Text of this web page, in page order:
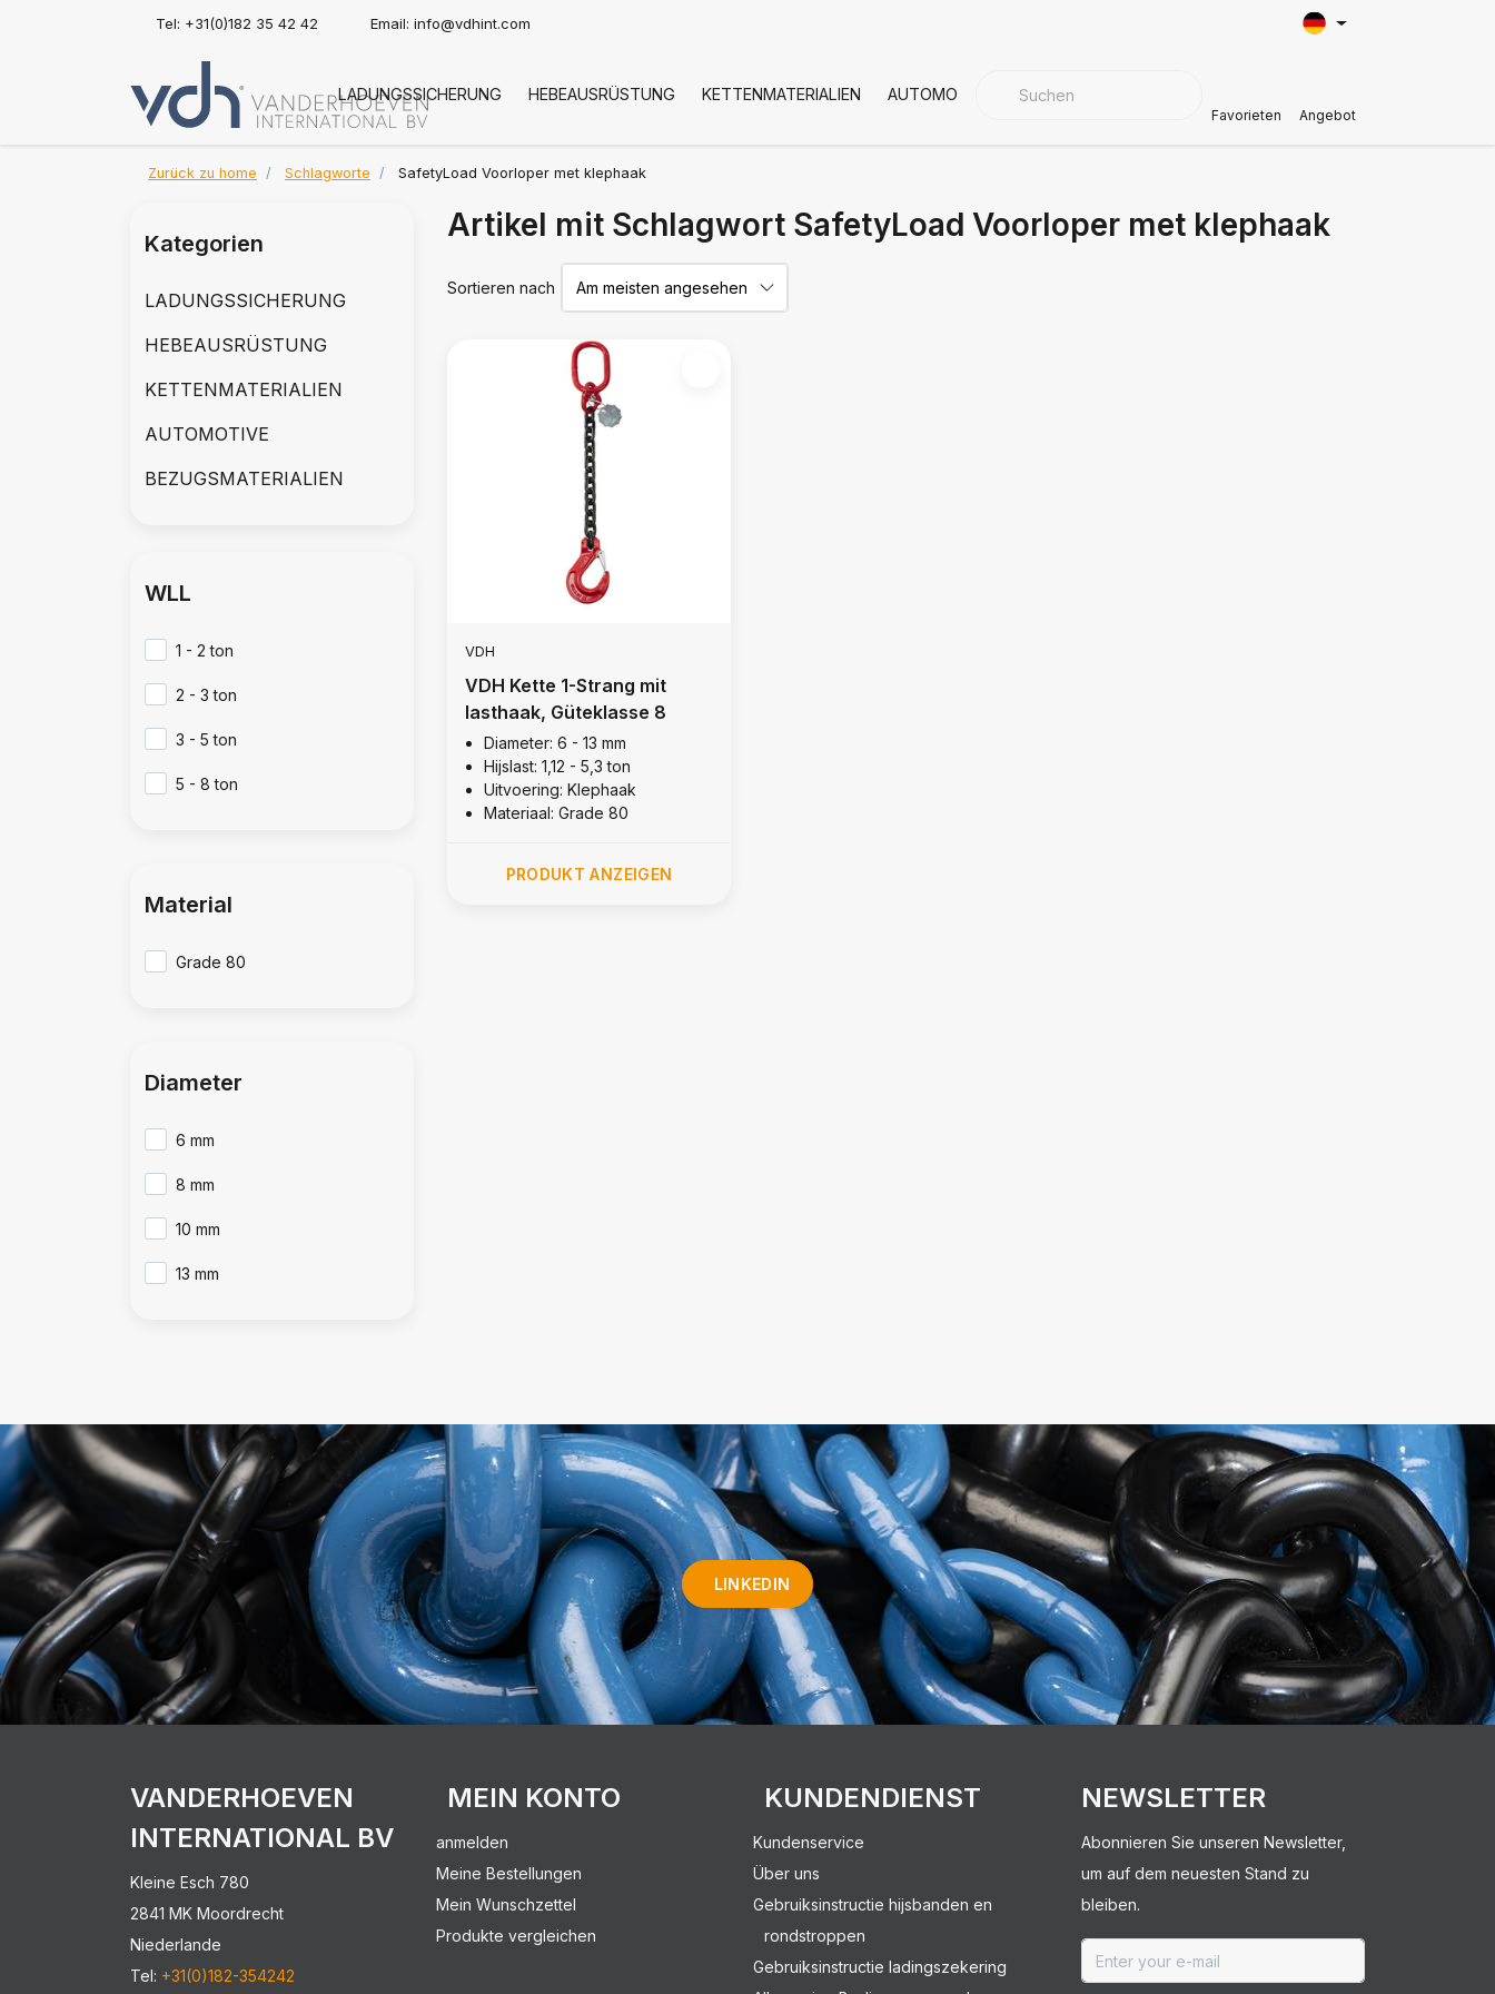
Tel: +31(0)182 35 42 42 Email: info@vdhint.com
LADUNGSSICHERUNG HEBEAUSRÜSTUNG KETTENMATERIALIEN AUTOMOTIVE BEZUGSMATERIALIEN
Favorieten Angebot
Zurück zu home Schlagworte SafetyLoad Voorloper met klephaak
Artikel mit Schlagwort SafetyLoad Voorloper met klephaak
Sortieren nach
VDH
VDH Kette 1-Strang mit
lasthaak, Güteklasse 8
Diameter: 6 - 13 mm
Hijslast: 1,12 - 5,3 ton
Uitvoering: Klephaak
Materiaal: Grade 80
PRODUKT ANZEIGEN
Kategorien
LADUNGSSICHERUNG
HEBEAUSRÜSTUNG
KETTENMATERIALIEN
AUTOMOTIVE
BEZUGSMATERIALIEN
WLL
1 - 2 ton
2 - 3 ton
3 - 5 ton
5 - 8 ton
Material
Grade 80
Diameter
6 mm
8 mm
10 mm
13 mm
LINKEDIN
VANDERHOEVEN
INTERNATIONAL BV
Kleine Esch 780
2841 MK Moordrecht
Niederlande
Tel: +31(0)182-354242
MEIN KONTO
anmelden
Meine Bestellungen
Mein Wunschzettel
Produkte vergleichen
KUNDENDIENST
Kundenservice
Über uns
Gebruiksinstructie hijsbanden en
rondstroppen
Gebruiksinstructie ladingszekering
NEWSLETTER
Abonnieren Sie unseren Newsletter,
um auf dem neuesten Stand zu
bleiben.